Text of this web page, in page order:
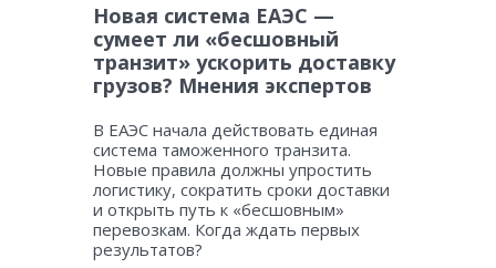
Новая система ЕАЭС —
сумеет ли «бесшовный
транзит» ускорить доставку
грузов? Мнения экспертов
В ЕАЭС начала действовать единая
система таможенного транзита.
Новые правила должны упростить
логистику, сократить сроки доставки
и открыть путь к «бесшовным»
перевозкам. Когда ждать первых
результатов?